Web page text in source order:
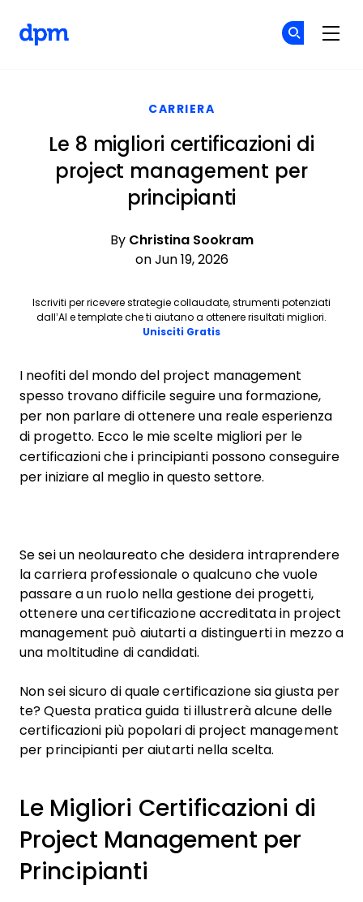
CARRIERA
Le 8 migliori certificazioni di
project management per
principianti
By Christina Sookram
on Jun 19, 2026
Iscriviti per ricevere strategie collaudate, strumenti potenziati
dall’AI e template che ti aiutano a ottenere risultati migliori.
Unisciti GratisOpens new window
I neofiti del mondo del project management
spesso trovano difficile seguire una formazione,
per non parlare di ottenere una reale esperienza
di progetto. Ecco le mie scelte migliori per le
certificazioni che i principianti possono conseguire
per iniziare al meglio in questo settore.
Se sei un neolaureato che desidera intraprendere
la carriera professionale o qualcuno che vuole
passare a un ruolo nella gestione dei progetti,
ottenere una certificazione accreditata in project
management può aiutarti a distinguerti in mezzo a
una moltitudine di candidati.
Non sei sicuro di quale certificazione sia giusta per
te? Questa pratica guida ti illustrerà alcune delle
certificazioni più popolari di project management
per principianti per aiutarti nella scelta.
Le Migliori Certificazioni di
Project Management per
Principianti